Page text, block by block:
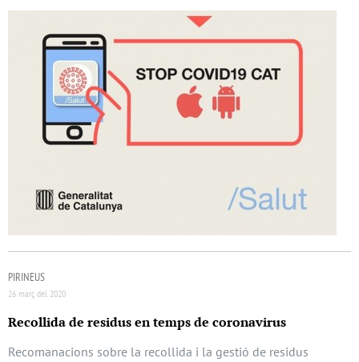
PIRINEUS
26 març del 2020
Recollida de residus en temps de coronavirus
Recomanacions sobre la recollida i la gestió de residus